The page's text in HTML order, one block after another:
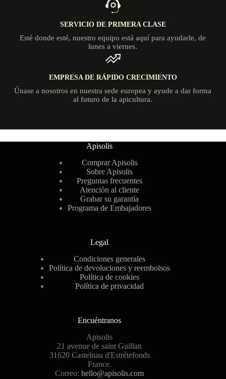
SERVICIO DE PRIMERA CLASE
Esté donde esté, nuestro equipo está aquí para ayudarle, de
lunes a viernes.
EMPRESA DE RÁPIDO CRECIMIENTO
Únase a nosotros en nuestra sede europea y ayude a dar forma
al futuro de la apicultura.
Apisolis
Comprar Apisolis
Sobre Apisolis
Preguntas frecuentes
Atención al cliente
Grabar su garantía
Programa de Embajadores
Legal
Condiciones generales
Política de devoluciones y reembolsos
Política de cookies
Política de privacidad
Encuéntranos
Apisolis
21 avenue de saint Guillan
31620 Castelnau d'Estrétefonds
France.
Correo:hello@apisolis.com